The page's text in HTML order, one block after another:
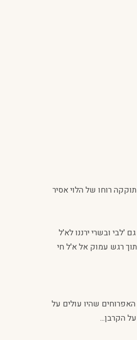
רוחו של הלוי אסיר
ובשרי ירננו לא'ל
רגש עמוק אל א'ל חי
האפרוחים שהיו עולים על
הקרבן...